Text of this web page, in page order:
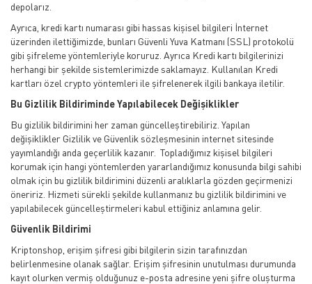
depolarız.
Ayrıca, kredi kartı numarası gibi hassas kişisel bilgileri İnternet
üzerinden ilettiğimizde, bunları Güvenli Yuva Katmanı (SSL) protokolü
gibi şifreleme yöntemleriyle koruruz. Ayrıca Kredi kartı bilgilerinizi
herhangi bir şekilde sistemlerimizde saklamayız. Kullanılan Kredi
kartları özel crypto yöntemleri ile şifrelenerek ilgili bankaya iletilir.
Bu Gizlilik Bildiriminde Yapılabilecek Değişiklikler
Bu gizlilik bildirimini her zaman güncelleştirebiliriz. Yapılan
değişiklikler Gizlilik ve Güvenlik sözleşmesinin internet sitesinde
yayımlandığı anda geçerlilik kazanır. Topladığımız kişisel bilgileri
korumak için hangi yöntemlerden yararlandığımız konusunda bilgi sahibi
olmak için bu gizlilik bildirimini düzenli aralıklarla gözden geçirmenizi
öneririz. Hizmeti sürekli şekilde kullanmanız bu gizlilik bildirimini ve
yapılabilecek güncelleştirmeleri kabul ettiğiniz anlamına gelir.
Güvenlik Bildirimi
Kriptonshop, erişim şifresi gibi bilgilerin sizin tarafınızdan
belirlenmesine olanak sağlar. Erişim şifresinin unutulması durumunda
kayıt olurken vermiş olduğunuz e-posta adresine yeni şifre oluşturma